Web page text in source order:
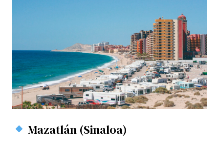
Mazatlán (Sinaloa)